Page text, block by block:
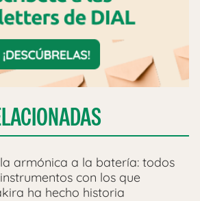
armónica a la batería: todos
con los que
ha hecho historia